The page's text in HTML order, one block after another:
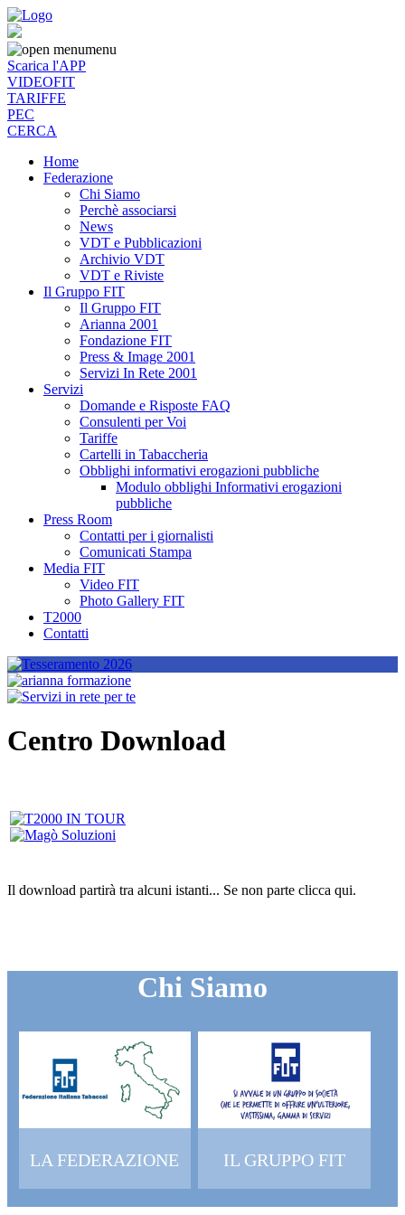
menu
Scarica l'APP
VIDEOFIT
TARIFFE
PEC
CERCA
Home
Federazione
Chi Siamo
Perchè associarsi
News
VDT e Pubblicazioni
Archivio VDT
VDT e Riviste
Il Gruppo FIT
Il Gruppo FIT
Arianna 2001
Fondazione FIT
Press & Image 2001
Servizi In Rete 2001
Servizi
Domande e Risposte FAQ
Consulenti per Voi
Tariffe
Cartelli in Tabaccheria
Obblighi informativi erogazioni pubbliche
Modulo obblighi Informativi erogazioni
pubbliche
Press Room
Contatti per i giornalisti
Comunicati Stampa
Media FIT
Video FIT
Photo Gallery FIT
T2000
Contatti
Centro Download
Il download partirà tra alcuni istanti... Se non parte clicca qui.
Chi Siamo
LA FEDERAZIONE IL GRUPPO FIT